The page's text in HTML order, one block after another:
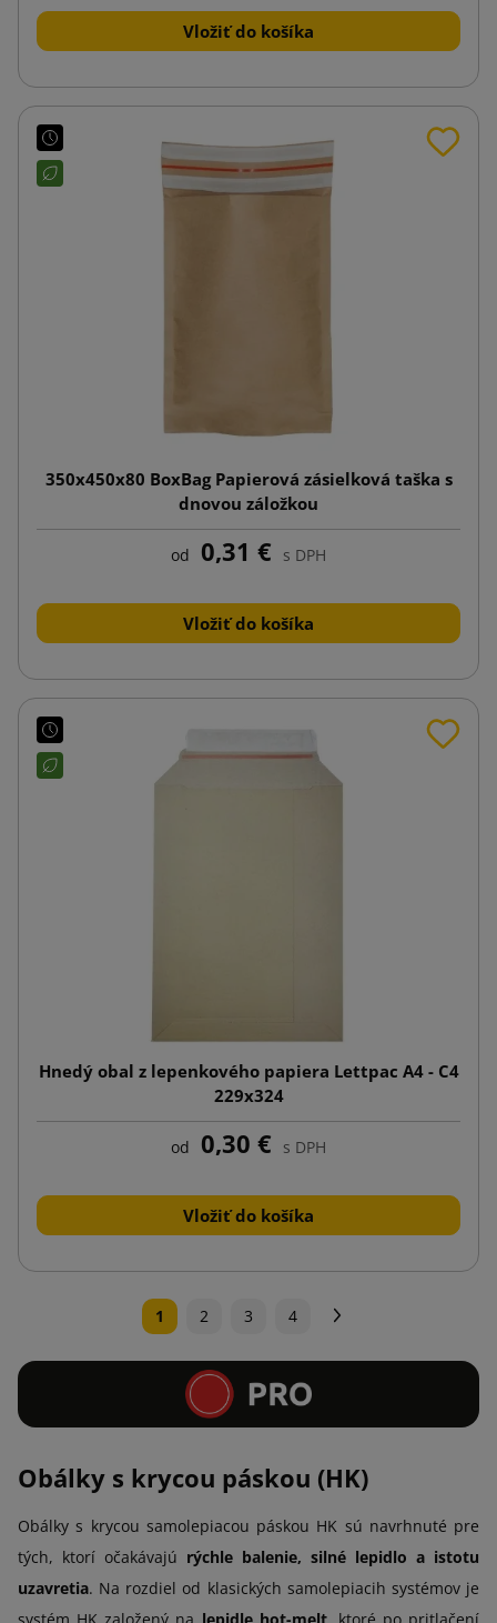
Vložiť do košíka
350x450x80 BoxBag Papierová zásielková taška s
dnovou záložkou
od 0,31 € s DPH
Vložiť do košíka
Hnedý obal z lepenkového papiera Lettpac A4 - C4
229x324
od 0,30 € s DPH
Vložiť do košíka
1 2 3 4
Obálky s krycou páskou (HK)
Obálky s krycou samolepiacou páskou HK sú navrhnuté pre
tých, ktorí očakávajú rýchle balenie, silné lepidlo a istotu
uzavretia. Na rozdiel od klasických samolepiacih systémov je
systém HK založený na lepidle hot-melt, ktoré po pritlačení